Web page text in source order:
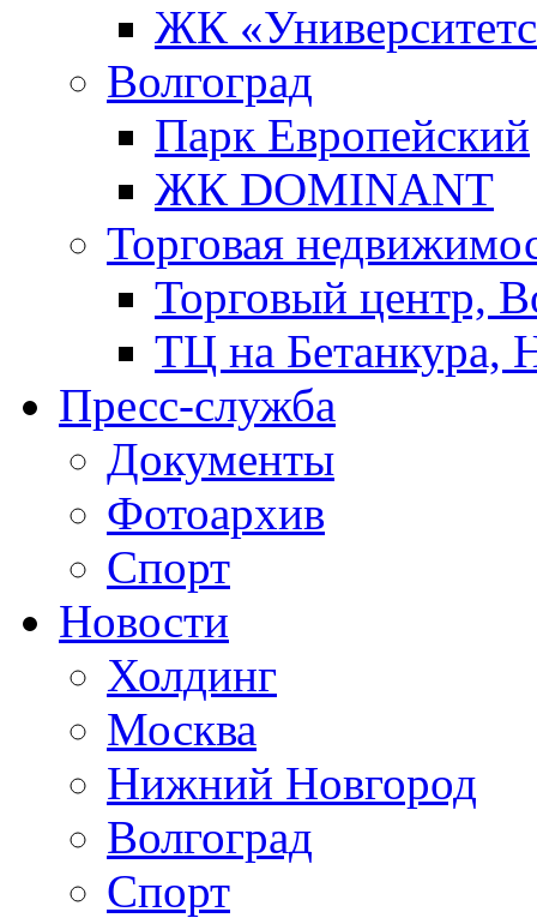
ЖК
Волгоград
Парк Европейский
ЖК DOMINANT
Торговая
Торговый центр,
ТЦ на Бетанкура,
Пресс-служба
Документы
Фотоархив
Спорт
Новости
Холдинг
Москва
Нижний Новгород
Волгоград
Спорт